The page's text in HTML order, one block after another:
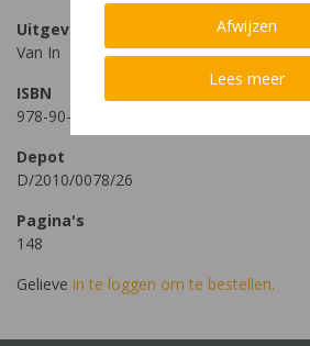
Uitgeverij
Van In
ISBN
978-90-306-5411-7
Depot
D/2010/0078/26
Pagina's
148
Gelieve in te loggen om te bestellen.
Afwijzen
Lees meer